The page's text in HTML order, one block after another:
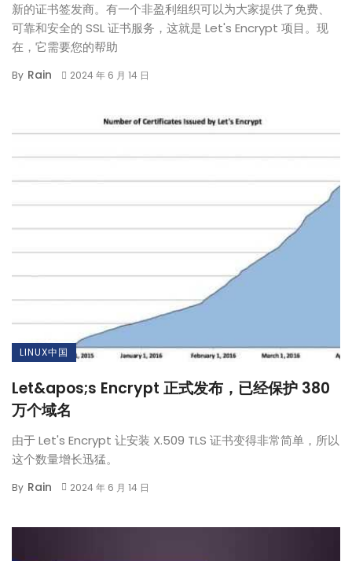
新的证书签发商。有一个非盈利组织可以为大家提供了免费、
可靠和安全的 SSL 证书服务，这就是 Let's Encrypt 项目。现
在，它需要您的帮助
By Rain 2024 年 6 月 14 日
LINUX中国
Let&apos;s Encrypt 正式发布，已经保护 380
万个域名
由于 Let's Encrypt 让安装 X.509 TLS 证书变得非常简单，所以
这个数量增长迅猛。
By Rain 2024 年 6 月 14 日